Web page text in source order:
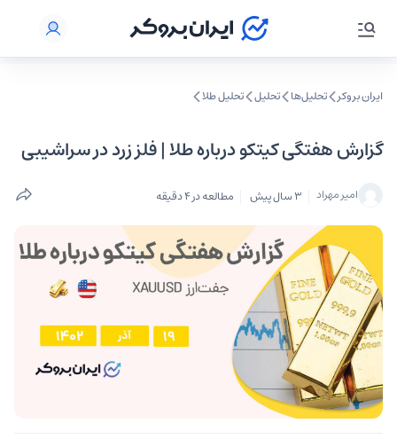
ایران بروکر تحلیل‌ها تحلیل‌ تحلیل طلا
گزارش هفتگی کیتکو درباره طلا | فلز زرد در سراشیبی
امیر مهراد 3 سال پیش مطالعه در 4 دقیقه